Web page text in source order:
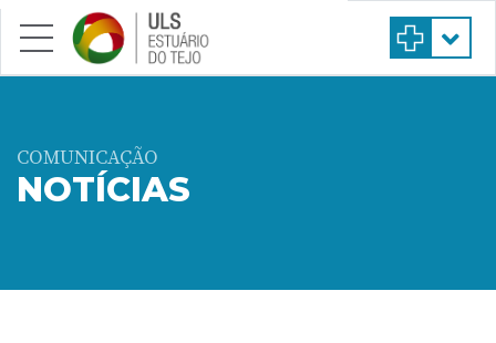
Saltar para conteúdo principal
COMUNICAÇÃO
NOTÍCIAS